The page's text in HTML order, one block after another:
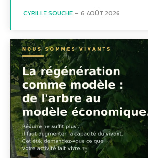
CYRILLE SOUCHE - 6 AOÛT 2026